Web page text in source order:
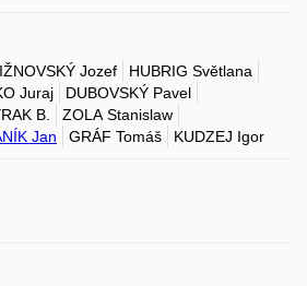
Jozef
HUBRIG Světlana
Juraj
DUBOVSKÝ Pavel
B.
ZOLA Stanislaw
Jan GRÁF Tomáš KUDZEJ Igor